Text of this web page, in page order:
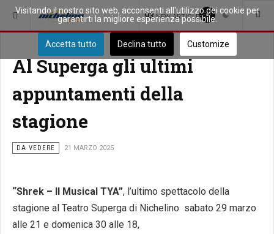
93 NEW ARTICLES
SEI QUI: PICCOLA CITTÀ
Al Superga gli ultimi
appuntamenti della
stagione
DA VEDERE 21 MARZO 2025
“Shrek – Il Musical TYA”, l’ultimo spettacolo della
stagione al Teatro Superga di Nichelino sabato 29 marzo
alle 21 e domenica 30 alle 18,
Visitando il nostro sito web, acconsenti all'utilizzo dei cookie per
garantirti la migliore esperienza possibile.
Accetta tutto Declina tutto Customize